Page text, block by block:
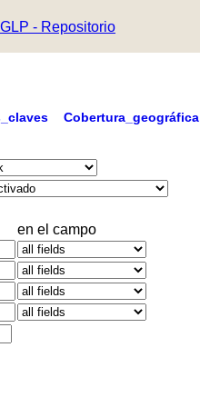
- Repositorio
Cobertura_geográfica
en el campo